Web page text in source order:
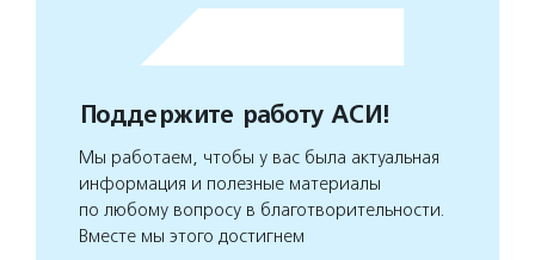
Поддержите работу АСИ!
Мы работаем, чтобы у вас была актуальная
информация и полезные материалы
по любому вопросу в благотворительности.
Вместе мы этого достигнем